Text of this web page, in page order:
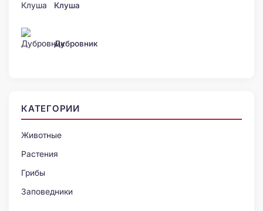
Клуша
Дубровник
КАТЕГОРИИ
Животные
Растения
Грибы
Заповедники